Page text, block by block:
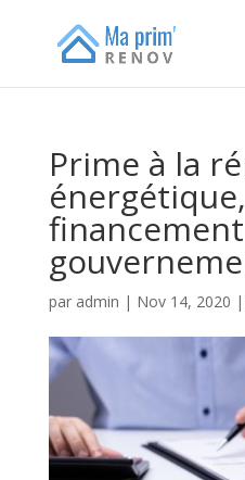
Prime à la
financement
par admin | Nov 14, 2020 |